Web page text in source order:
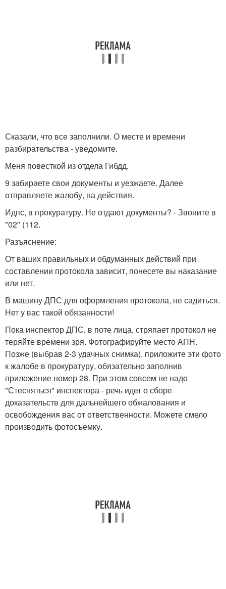
Сказали, что все заполнили. О месте и времени
разбирательства - уведомите.
Меня повесткой из отдела Гибдд.
9 забираете свои документы и уезжаете. Далее
отправляете жалобу, на действия.
Идпс, в прокуратуру. Не отдают документы? - Звоните в
"02" (112.
Разъяснение:
От ваших правильных и обдуманных действий при
составлении протокола зависит, понесете вы наказание
или нет.
В машину ДПС для оформления протокола, не садиться.
Нет у вас такой обязанности!
Пока инспектор ДПС, в поте лица, стряпает протокол не
теряйте времени зря. Фотографируйте место АПН.
Позже (выбрав 2-3 удачных снимка), приложите эти фото
к жалобе в прокуратуру, обязательно заполнив
приложение номер 28. При этом совсем не надо
"Стесняться" инспектора - речь идет о сборе
доказательств для дальнейшего обжалования и
освобождения вас от ответственности. Можете смело
производить фотосъемку.